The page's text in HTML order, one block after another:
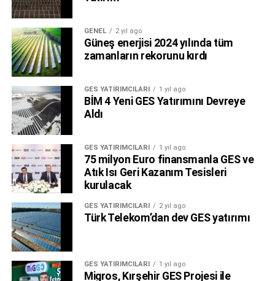
GENEL 2 yıl ago
Güneş enerjisi 2024 yılında tüm
zamanların rekorunu kırdı
GES YATIRIMCILARI 1 yıl ago
BİM 4 Yeni GES Yatırımını Devreye
Aldı
GES YATIRIMCILARI 1 yıl ago
75 milyon Euro finansmanla GES ve
Atık Isı Geri Kazanım Tesisleri
kurulacak
GES YATIRIMCILARI 2 yıl ago
Türk Telekom’dan dev GES yatırımı
GES YATIRIMCILARI 1 yıl ago
Migros, Kırşehir GES Projesi ile